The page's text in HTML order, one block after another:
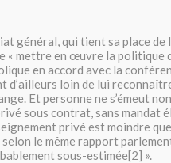
général, qui tient sa place de
« mettre en œuvre la politique
en accord avec la
d’ailleurs loin de lui
Et personne ne s’émeut
sous contrat, sans mandat
privé est moindre
selon le même rapport
sous-estimée[2] ».